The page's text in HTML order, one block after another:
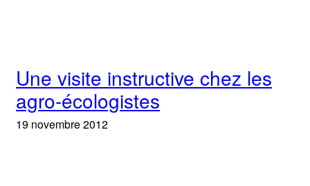
Une visite instructive chez les
agro-écologistes
19 novembre 2012